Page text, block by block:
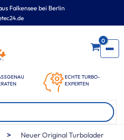
Falkensee bei Berlin
ECHTE TURBO-
EXPERTEN
0
>
Neuer Original Turbolader